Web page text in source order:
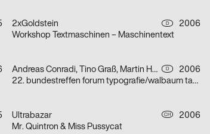
2xGoldstein D
2006
Workshop Textmaschinen – Maschinentext
Andreas Conradi, Tino Graß, Martin Hoffmann, Tristan Schmitz D
2006
22. bundestreffen forum typografie/walbaum tanzt grotesk
Ultrabazar CH
2006
Mr. Quintron & Miss Pussycat